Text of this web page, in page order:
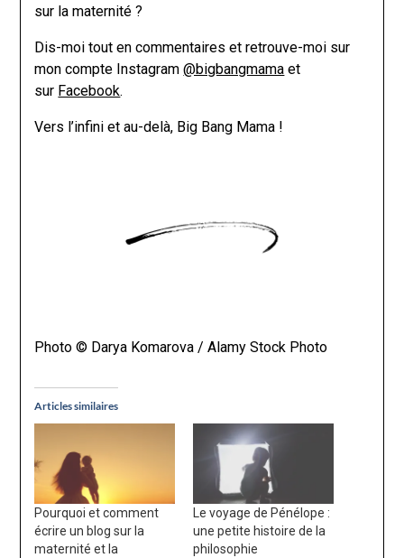
sur la maternité ?
Dis-moi tout en commentaires et retrouve-moi sur
mon compte Instagram@bigbangmama et
sur Facebook.
Vers l’infini et au-delà, Big Bang Mama !
Photo © Darya Komarova / Alamy Stock Photo
Articles similaires
Pourquoi et comment
écrire un blog sur la
maternité et la
Le voyage de Pénélope :
une petite histoire de la
philosophie